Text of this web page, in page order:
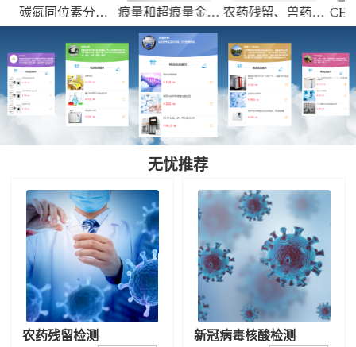
碳氮同位素分析
13 15
送国内合作实验室
检测
痕量和超痕量金属
元素的测定
农药残留、兽药残
稳定性差的有机物
定量分析
无忧推荐
农药残留检测 新冠病毒核酸检测